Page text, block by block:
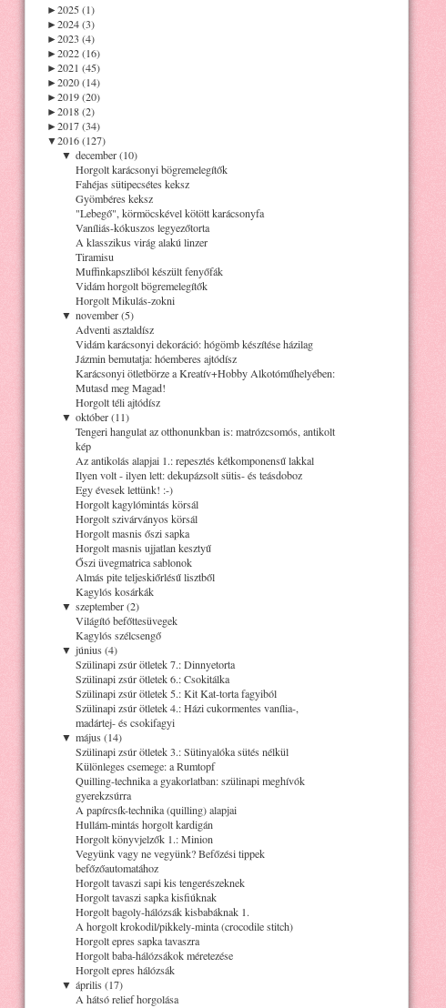
►2025 (1)
►2024 (3)
►2023 (4)
►2022 (16)
►2021 (45)
►2020 (14)
►2019 (20)
►2018 (2)
►2017 (34)
▼2016 (127)
▼ december (10)
Horgolt karácsonyi bögremelegítők
Fahéjas sütipecsétes keksz
Gyömbéres keksz
"Lebegő", körmöcskével kötött karácsonyfa
Vaníliás-kókuszos legyezőtorta
A klasszikus virág alakú linzer
Tiramisu
Muffinkapszliból készült fenyőfák
Vidám horgolt bögremelegítők
Horgolt Mikulás-zokni
▼ november (5)
Adventi asztaldísz
Vidám karácsonyi dekoráció: hógömb készítése házilag
Jázmin bemutatja: hóemberes ajtódísz
Karácsonyi ötletbörze a Kreatív+Hobby Alkotóműhelyében:
Mutasd meg Magad!
Horgolt téli ajtódísz
▼ október (11)
Tengeri hangulat az otthonunkban is: matrózcsomós, antikolt
kép
Az antikolás alapjai 1.: repesztés kétkomponensű lakkal
Ilyen volt - ilyen lett: dekupázsolt sütis- és teásdoboz
Egy évesek lettünk! :-)
Horgolt kagylómintás körsál
Horgolt szivárványos körsál
Horgolt masnis őszi sapka
Horgolt masnis ujjatlan kesztyű
Őszi üvegmatrica sablonok
Almás pite teljeskiőrlésű lisztből
Kagylós kosárkák
▼ szeptember (2)
Világító befőttesüvegek
Kagylós szélcsengő
▼ június (4)
Szülinapi zsúr ötletek 7.: Dinnyetorta
Szülinapi zsúr ötletek 6.: Csokitálka
Szülinapi zsúr ötletek 5.: Kit Kat-torta fagyiból
Szülinapi zsúr ötletek 4.: Házi cukormentes vanília-,
madártej- és csokifagyi
▼ május (14)
Szülinapi zsúr ötletek 3.: Sütinyalóka sütés nélkül
Különleges csemege: a Rumtopf
Quilling-technika a gyakorlatban: szülinapi meghívók
gyerekzsúrra
A papírcsík-technika (quilling) alapjai
Hullám-mintás horgolt kardigán
Horgolt könyvjelzők 1.: Minion
Vegyünk vagy ne vegyünk? Befőzési tippek
befőzőautomatához
Horgolt tavaszi sapi kis tengerészeknek
Horgolt tavaszi sapka kisfiúknak
Horgolt bagoly-hálózsák kisbabáknak 1.
A horgolt krokodil/pikkely-minta (crocodile stitch)
Horgolt epres sapka tavaszra
Horgolt baba-hálózsákok méretezése
Horgolt epres hálózsák
▼ április (17)
A hátsó relief horgolása